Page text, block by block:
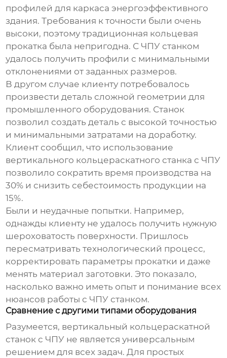
профилей для каркаса энергоэффективного
здания. Требования к точности были очень
высоки, поэтому традиционная кольцевая
прокатка была непригодна. С ЧПУ станком
удалось получить профили с минимальными
отклонениями от заданных размеров.
В другом случае клиенту потребовалось
произвести деталь сложной геометрии для
промышленного оборудования. Станок
позволил создать деталь с высокой точностью
и минимальными затратами на доработку.
Клиент сообщил, что использование
вертикального кольцераскатного станка с ЧПУ
позволило сократить время производства на
30% и снизить себестоимость продукции на
15%.
Были и неудачные попытки. Например,
однажды клиенту не удалось получить нужную
шероховатость поверхности. Пришлось
пересматривать технологический процесс,
корректировать параметры прокатки и даже
менять материал заготовки. Это показало,
насколько важно иметь опыт и понимание всех
нюансов работы с ЧПУ станком.
Сравнение с другими типами оборудования
Разумеется, вертикальный кольцераскатной
станок с ЧПУ не является универсальным
решением для всех задач. Для простых